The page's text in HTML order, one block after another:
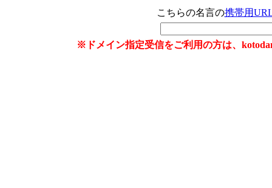
こちらの名言の携帯用
※ドメイン指定受信をご利用の方は、